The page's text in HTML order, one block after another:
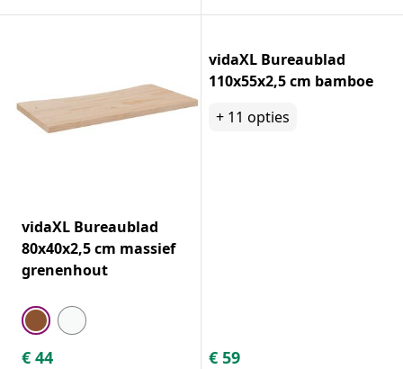
vidaXL Bureaublad
80x40x2,5 cm massief
grenenhout
€ 44
vidaXL Bureaublad
110x55x2,5 cm bamboe
+ 11 opties
€ 59